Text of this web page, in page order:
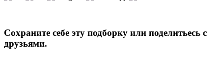
Сохраните себе эту подборку или поделитьесь с
друзьями.